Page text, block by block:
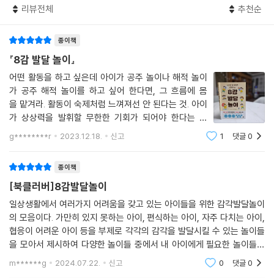
음식을 접할 때 거부감을 덜 느낄 것이고, 학교나 친구 집에서 나는 여러 종
냄새가 나며 개중에는 유쾌한 냄새도 있지만 불쾌한 냄새도 있다. 특정 향
을 선호하는 건 단순히 취향 문제일 수 있다. 그런데 어릴 적에 냄새를 다양
하게 경험해 본 아이가 아니라면, 살면서 접하게 되는 수많은 냄새를 불쾌
한 것으로 느낄 수 있다. 아이들은 대부분 어떤 환경을 접하기만 해도 다양
한 냄새에 노출된다. 이런 경험은 일찍 시작하는 게 좋다. 시중에서 판매하
는 유아식에 집에서 조리한 채소를 추가하고서 아기가 그 음식의 냄새를
마음껏 맡고 탐색하도록 도와주는 것도 좋은 방법이다.
--- 「7장 향기로운 감각」 중에서
우리 센터에서는 몸이 보내는 신호와 정보를 스스로 알아차리는 법을 가르
친다. 이때 부모가 구체적인 언어를 사용하면 아이들에게 도움이 된다. 예
를 들어, “이런, 지금 감정이 격해졌구나. 컵을 던진 걸 봤어. 네 몸 안에 나
쁜 감정이 가득 찬 것처럼 느껴질 거야”라고 말이다. 특히 감정에 관해 자
세히 설명해 주면 좋다. 아이가 스스로 기분이 나쁘다는 첫 번째 신호를 몸
으로 알아차리면, 우리 작업 치료사들이 ‘진정의 도구’라고 부르는 수단을
--- 「9장 내 몸 알아차리기」 중에서
감각, 내수용 감각의 발달을 강조한다. 수십 년 동안 교육 현장에서 길어 올
놀이를 이 책에서 소개한다. 이를테면 잠시도 가만히 있지 못하는 아이의
전정 감각을 훈련하는 ‘스쿠터 보드 하키’, 툭하면 생떼를 부리는 아이의 고
유 수용성 감각을 조절하는 ‘빨래 이어달리기’, 배변 훈련이 힘든 아이의 내
수용 감각을 발달시키는 ‘반짝이 병’ 등 가정에서 부모와 아이가 충분히 실
천할 수 있는 활동이다. 이 책에서 제시하는 놀이법을 하나씩 실천하기만
해도, 자기조절능력을 완성시키는 8가지 감각을 쉽고 재미있게 발달시킬
스크린 육아에서 벗어나는 96가지 활동 수업
“하루 15분이면 아이의 두뇌, 신체, 정서 발달을 도울 수 있다”
잭의 엄마 라일라는 빨래를 마치는 대로 일을 해야 한다. 마쳐야 할 프로젝
트가 있다. 최근 잭의 선생님으로부터 아이가 알파벳을 잘 읽지 못한다는
피드백을 받아서, 하루 날을 잡고 잭에게 글자를 알려주어야겠단 생각이
든다. 하지만 도무지 시간이 나지 않는다. 라일라는 잭과 함께 알파벳을 공
부하는 대신, 아이패드에 글자를 알려주는 앱을 다운받아 옆자리에 앉은
리뷰전체 추천순
종이책
『8감 발달 놀이』
어떤 활동을 하고 싶은데 아이가 공주 놀이나 해적 놀이
가 공주 해적 놀이를 하고 싶어 한다면, 그 흐름에 몸
을 맡겨라. 활동이 숙제처럼 느껴져선 안 된다는 것. 아이
가 상상력을 발휘할 무한한 기회가 되어야 한다는 것
을 반드시 기억하길! (...) 편안한 마음으로 느슨하게 활
동하다 보면 당신 내면의 창의적인 아이가 깨어날 것이
g********r 2023.12.18. 신고 1 댓글0
종이책
[북클러버]8감발달놀이
일상생활에서 여러가지 어려움을 갖고 있는 아이들을 위한 감각발달놀이
의 모음이다. 가만히 있지 못하는 아이, 편식하는 아이, 자주 다치는 아이,
협응이 어려운 아이 등을 부제로 각각의 감각을 발달시킬 수 있는 놀이들
을 모아서 제시하여 다양한 놀이들 중에서 내 아이에게 필요한 놀이들을
쉽게 뽑아서 적응할 수 있게 하였다. 놀이 제시도 자세하고 그 중에서도 저
난이도, 고난이
m******g 2024.07.22. 신고 0 댓글0